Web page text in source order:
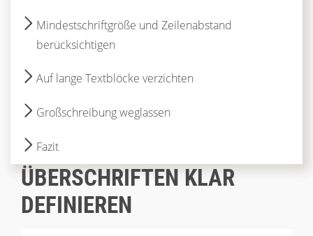
Mindestschriftgröße und Zeilenabstand
berücksichtigen
Auf lange Textblöcke verzichten
Großschreibung weglassen
Fazit
ÜBERSCHRIFTEN KLAR
DEFINIEREN